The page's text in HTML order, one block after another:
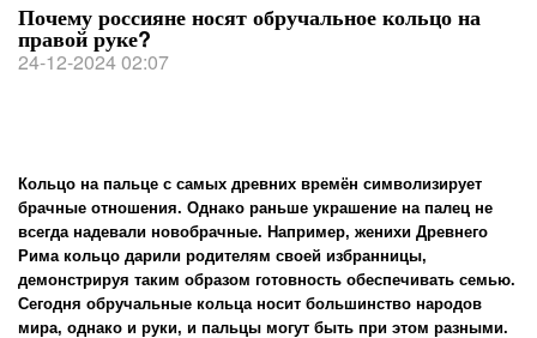
Почему россияне носят обручальное кольцо на
правой руке?
24-12-2024 02:07
Кольцо на пальце с самых древних времён символизирует
брачные отношения. Однако раньше украшение на палец не
всегда надевали новобрачные. Например, женихи Древнего
Рима кольцо дарили родителям своей избранницы,
демонстрируя таким образом готовность обеспечивать семью.
Сегодня обручальные кольца носит большинство народов
мира, однако и руки, и пальцы могут быть при этом разными.